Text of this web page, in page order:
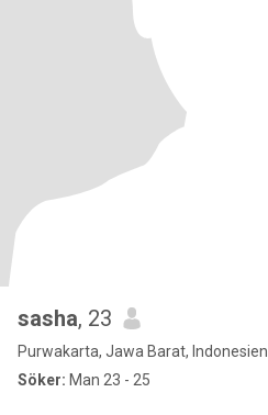
sasha, 23
Purwakarta, Jawa Barat, Indonesien
Söker: Man 23 - 25